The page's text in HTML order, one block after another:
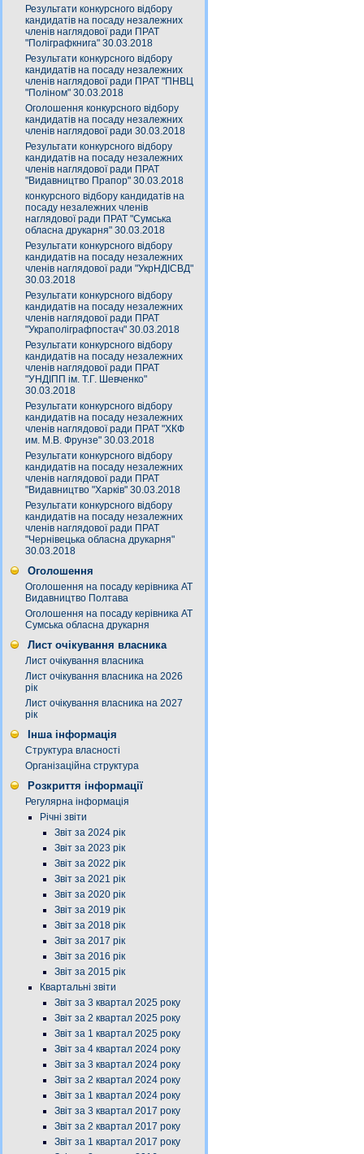
Результати конкурсного відбору
кандидатів на посаду незалежних
членів наглядової ради ПРАТ
"Поліграфкнига" 30.03.2018
Результати конкурсного відбору
кандидатів на посаду незалежних
членів наглядової ради ПРАТ "ПНВЦ
"Поліном" 30.03.2018
Оголошення конкурсного відбору
кандидатів на посаду незалежних
членів наглядової ради 30.03.2018
Результати конкурсного відбору
кандидатів на посаду незалежних
членів наглядової ради ПРАТ
"Видавництво Прапор" 30.03.2018
конкурсного відбору кандидатів на
посаду незалежних членів
наглядової ради ПРАТ "Сумська
обласна друкарня" 30.03.2018
Результати конкурсного відбору
кандидатів на посаду незалежних
членів наглядової ради "УкрНДІСВД"
30.03.2018
Результати конкурсного відбору
кандидатів на посаду незалежних
членів наглядової ради ПРАТ
"Украполіграфпостач" 30.03.2018
Результати конкурсного відбору
кандидатів на посаду незалежних
членів наглядової ради ПРАТ
"УНДІПП ім. Т.Г. Шевченко"
30.03.2018
Результати конкурсного відбору
кандидатів на посаду незалежних
членів наглядової ради ПРАТ "ХКФ
им. М.В. Фрунзе" 30.03.2018
Результати конкурсного відбору
кандидатів на посаду незалежних
членів наглядової ради ПРАТ
"Видавництво "Харків" 30.03.2018
Результати конкурсного відбору
кандидатів на посаду незалежних
членів наглядової ради ПРАТ
"Чернівецька обласна друкарня"
30.03.2018
Оголошення
Оголошення на посаду керівника АТ
Видавництво Полтава
Оголошення на посаду керівника АТ
Сумська обласна друкарня
Лист очікування власника
Лист очікування власника
Лист очікування власника на 2026
рік
Лист очікування власника на 2027
рік
Інша інформація
Структура власності
Організаційна структура
Розкриття інформації
Регулярна інформація
Річні звіти
Звіт за 2024 рік
Звіт за 2023 рік
Звіт за 2022 рік
Звіт за 2021 рік
Звіт за 2020 рік
Звіт за 2019 рік
Звіт за 2018 рік
Звіт за 2017 рік
Звіт за 2016 рік
Звіт за 2015 рік
Квартальні звіти
Звіт за 3 квартал 2025 року
Звіт за 2 квартал 2025 року
Звіт за 1 квартал 2025 року
Звіт за 4 квартал 2024 року
Звіт за 3 квартал 2024 року
Звіт за 2 квартал 2024 року
Звіт за 1 квартал 2024 року
Звіт за 3 квартал 2017 року
Звіт за 2 квартал 2017 року
Звіт за 1 квартал 2017 року